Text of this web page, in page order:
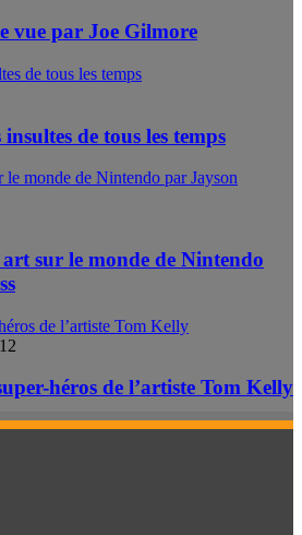
vue par Joe Gilmore
de tous les temps
de tous les temps
monde de Nintendo par Jayson
sur le monde de Nintendo
de l’artiste Tom Kelly
héros de l’artiste Tom Kelly